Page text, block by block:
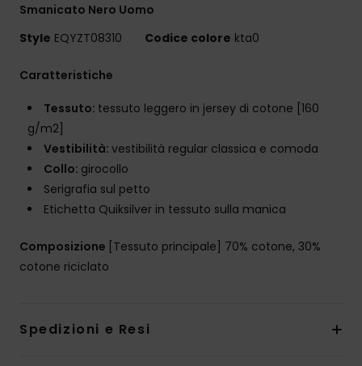
Smanicato Nero Uomo
Style EQYZT08310 Codice colore kta0
Caratteristiche
Tessuto: tessuto leggero in jersey di cotone [160
g/m2]
Vestibilità: vestibilità regular classica e comoda
Collo: girocollo
Serigrafia sul petto
Etichetta Quiksilver in tessuto sulla manica
Composizione [Tessuto principale] 70% cotone, 30%
cotone riciclato
Spedizioni e Resi